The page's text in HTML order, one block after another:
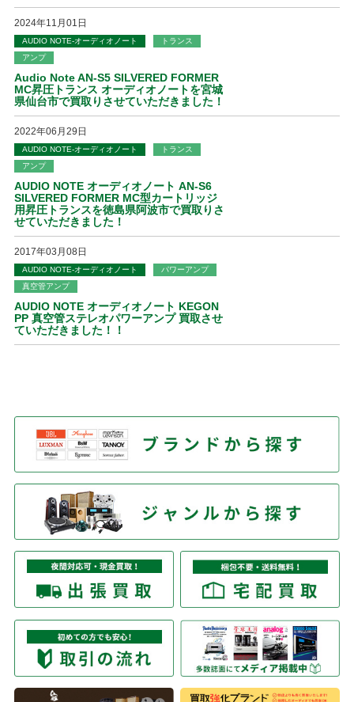
2024年11月01日
AUDIO NOTE-オーディオノート
トランス
アンプ
Audio Note AN-S5 SILVERED FORMER
MC昇圧トランス オーディオノートを宮城
県仙台市で買取りさせていただきました！
2022年06月29日
AUDIO NOTE-オーディオノート
トランス
アンプ
AUDIO NOTE オーディオノート AN-S6
SILVERED FORMER MC型カートリッジ
用昇圧トランスを徳島県阿波市で買取りさ
せていただきました！
2017年03月08日
AUDIO NOTE-オーディオノート
パワーアンプ
真空管アンプ
AUDIO NOTE オーディオノート KEGON
PP 真空管ステレオパワーアンプ 買取させ
ていただきました！！